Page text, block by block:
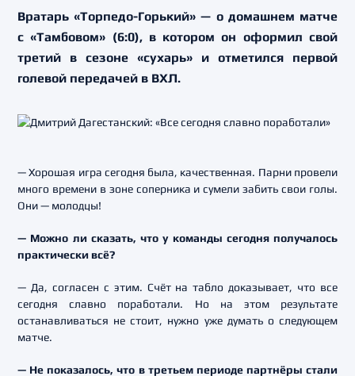
Вратарь «Торпедо-Горький» — о домашнем матче
с «Тамбовом» (6:0), в котором он оформил свой
третий в сезоне «сухарь» и отметился первой
голевой передачей в ВХЛ.
— Хорошая игра сегодня была, качественная. Парни провели
много времени в зоне соперника и сумели забить свои голы.
Они — молодцы!
— Можно ли сказать, что у команды сегодня получалось
практически всё?
— Да, согласен с этим. Счёт на табло доказывает, что все
сегодня славно поработали. Но на этом результате
останавливаться не стоит, нужно уже думать о следующем
матче.
— Не показалось, что в третьем периоде партнёры стали